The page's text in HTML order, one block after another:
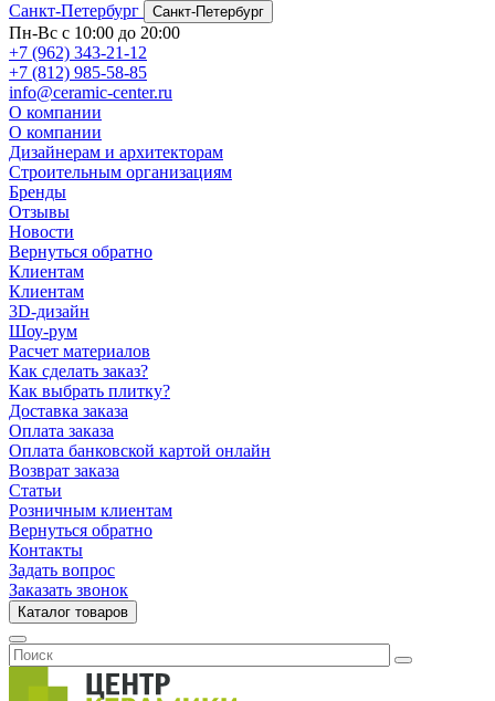
Санкт-Петербург
Санкт-Петербург
Пн-Вс с 10:00 до 20:00
+7 (962) 343-21-12
+7 (812) 985-58-85
info@ceramic-center.ru
О компании
О компании
Дизайнерам и архитекторам
Строительным организациям
Бренды
Отзывы
Новости
Вернуться обратно
Клиентам
Клиентам
3D-дизайн
Шоу-рум
Расчет материалов
Как сделать заказ?
Как выбрать плитку?
Доставка заказа
Оплата заказа
Оплата банковской картой онлайн
Возврат заказа
Статьи
Розничным клиентам
Вернуться обратно
Контакты
Задать вопрос
Заказать звонок
Каталог товаров